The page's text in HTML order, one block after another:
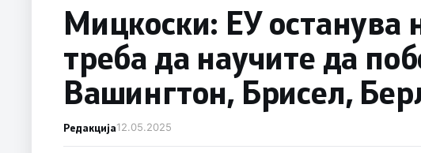
Мицкоски: ЕУ останува
треба да научите да
Вашингтон, Брисел,
Редакција12.05.2025